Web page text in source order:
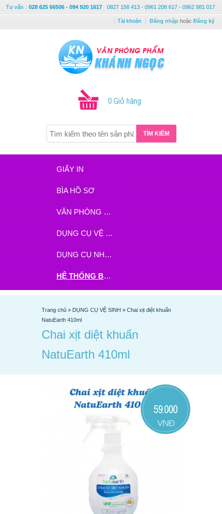
Tư vấn : 028 625 66506 - 094 920 1617 0827 158 413 - 0961 208 617 - 0962 981 017
Tài khoản Đăng nhập hoặc Đăng ký
0 Giỏ hàng
TÌM KIẾM
GIẤY IN
BÌA HỒ SƠ
VĂN PHÒNG PHẨM
DỤNG CỤ VỆ SINH
DỤNG CỤ NHÀ BẾP
HỆ THỐNG BHX - TGDĐ ĐẶT HÀNG TẠI ĐÂY
Trang chủ » DỤNG CỤ VỆ SINH » Chai xịt diệt khuẩn
NatuEarth 410ml
Chai xịt diệt khuẩn
NatuEarth 410ml
59.000
VNĐ